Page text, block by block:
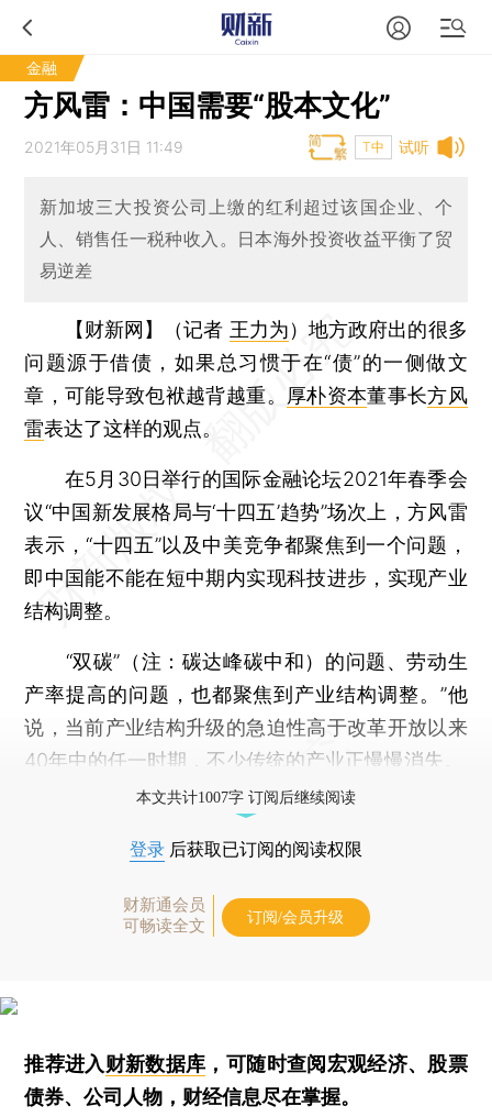
金融
方风雷：中国需要“股本文化”
试听
2021年05月31日 11:49 T中
新加坡三大投资公司上缴的红利超过该国企业、个
人、销售任一税种收入。日本海外投资收益平衡了贸
易逆差
【财新网】（记者 王力为） 地方政府出的很多
问题源于借债，如果总习惯于在“债”的一侧做文
章，可能导致包袱越背越重。
厚朴资本董事长方风
雷表达了这样的观点。
在5月30日举行的国际金融论坛2021年春季会
议“中国新发展格局与‘十四五’趋势”场次上，方风雷
表示，“十四五”以及中美竞争都聚焦到一个问题，
即中国能不能在短中期内实现科技进步，实现产业
结构调整。
“双碳”（注：碳达峰碳中和）的问题、劳动生
产率提高的问题，也都聚焦到产业结构调整。”他
说，当前产业结构升级的急迫性高于改革开放以来
40年中的任一时期，不少传统的产业正慢慢消失。
本文共计1007字 订阅后继续阅读
登录 后获取已订阅的阅读权限
财新通会员
可畅读全文
订阅/会员升级
推荐进入财新数据库 ，可随时查阅宏观经济、股票
债券、公司人物，财经信息尽在掌握。